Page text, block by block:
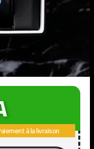
à la livraison